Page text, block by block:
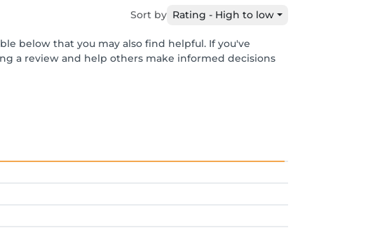
Sort by Rating - High to low
below that you may also find helpful. If you've
a review and help others make informed decisions